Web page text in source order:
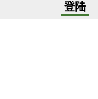
登陆